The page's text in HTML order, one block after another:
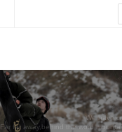
We have
Far far away,behind the word